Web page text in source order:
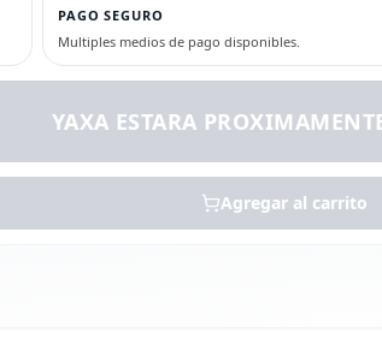
PAGO SEGURO
Multiples medios de pago disponibles.
YAXA ESTARA
Agregar al carrito